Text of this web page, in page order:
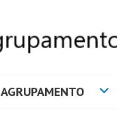
AGRUPAMENTO